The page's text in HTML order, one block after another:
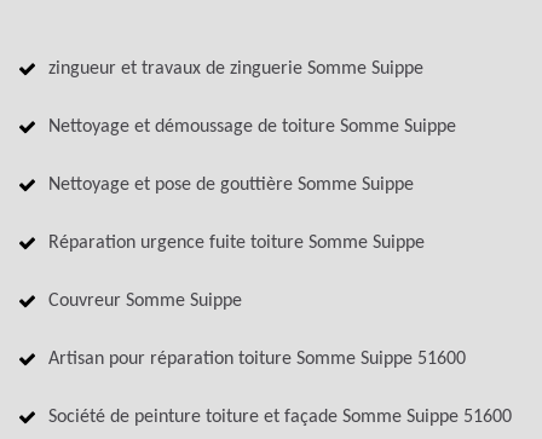
zingueur et travaux de zinguerie Somme Suippe
Nettoyage et démoussage de toiture Somme Suippe
Nettoyage et pose de gouttière Somme Suippe
Réparation urgence fuite toiture Somme Suippe
Couvreur Somme Suippe
Artisan pour réparation toiture Somme Suippe 51600
Société de peinture toiture et façade Somme Suippe 51600